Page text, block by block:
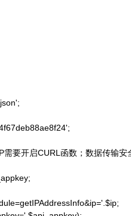
要开启CURL函数；数据传输安